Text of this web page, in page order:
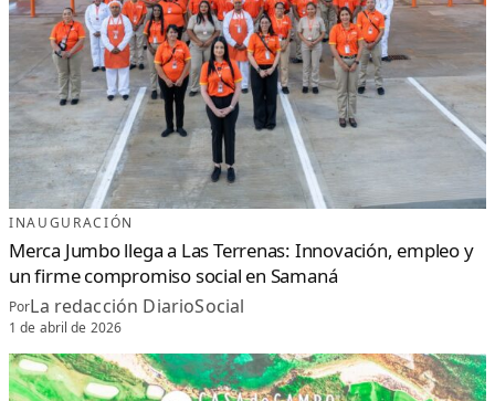
INAUGURACIÓN
Merca Jumbo llega a Las Terrenas: Innovación, empleo y
un firme compromiso social en Samaná
PorLa redacción DiarioSocial
1 de abril de 2026